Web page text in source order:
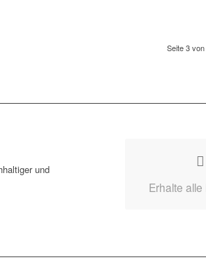
Seite 3
und
Erhalte